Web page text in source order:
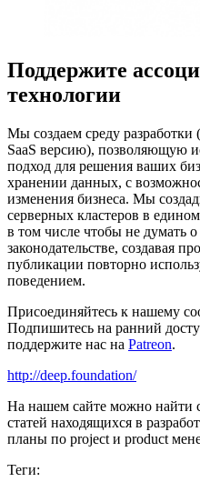
Поддержите
технологии
Мы создаем среду
SaaS версию), позволяющую
подход для решения ваших
хранении данных, с
изменения бизнеса. Мы
серверных кластеров в
в том числе чтобы не думать
законодательстве, создавая
публикации повторно
поведением.
Присоединяйтесь к нашему
Подпишитесь на ранний
поддержите нас на Patreon.
http://deep.foundation/
На нашем сайте можно найти
статей находящихся в
планы по project и product
Теги: